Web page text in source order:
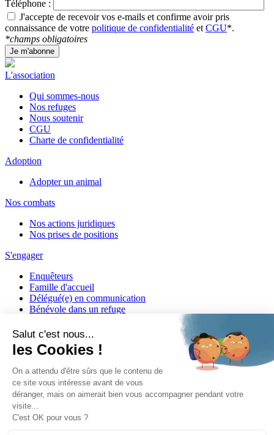
Téléphone :
J'accepte de recevoir vos e-mails et confirme avoir pris
connaissance de votre politique de confidentialité et CGU*.
*champs obligatoires
L'association
Qui sommes-nous
Nos refuges
Nous soutenir
CGU
Charte de confidentialité
Adoption
Adopter un animal
Nos combats
Nos actions juridiques
Nos prises de positions
S'engager
Enquêteurs
Famille d'accueil
Délégué(e) en communication
Bénévole dans un refuge
Salarié(e) / Stagiaire
Actualités
Nos articles
Nos vidéos
Presse
ASSOCIATION STEPHANE LAMART